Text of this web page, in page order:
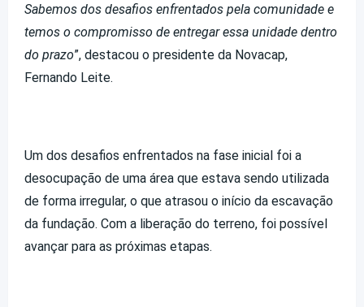
Sabemos dos desafios enfrentados pela comunidade e
temos o compromisso de entregar essa unidade dentro
do prazo”, destacou o presidente da Novacap,
Fernando Leite.
Um dos desafios enfrentados na fase inicial foi a
desocupação de uma área que estava sendo utilizada
de forma irregular, o que atrasou o início da escavação
da fundação. Com a liberação do terreno, foi possível
avançar para as próximas etapas.